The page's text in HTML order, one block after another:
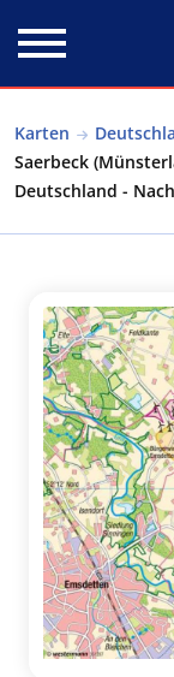
Karten
Saerbeck
Deutschland -